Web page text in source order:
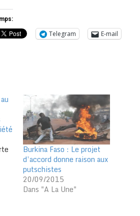
Telegram
E-mail
Burkina Faso : Le projet
d’accord donne raison aux
putschistes
20/09/2015
Dans "A La Une"